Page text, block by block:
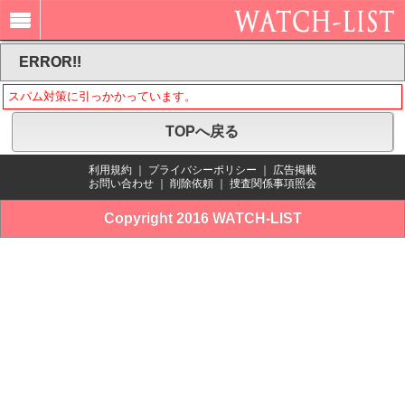
ERROR!!
スパム対策に引っかかっています。
TOPへ戻る
利用規約 プライバシーポリシー
広告掲載
お問い合わせ
削除依頼 捜査関係事項照会
Copyright 2016 WATCH-LIST